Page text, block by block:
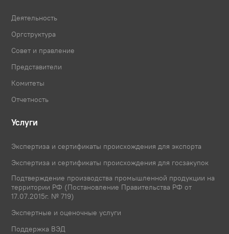
Деятельность
Оргструктура
Совет и правление
Представители
Комитеты
Отчетность
Услуги
Экспертиза и сертификаты происхождения для экспорта
Экспертиза и сертификаты происхождения для госзакупок
Подтверждение производства промышленной продукции на
территории РФ (Постановление Правительства РФ от
17.07.2015г. № 719)
Экспертные и оценочные услуги
Поддержка ВЭД